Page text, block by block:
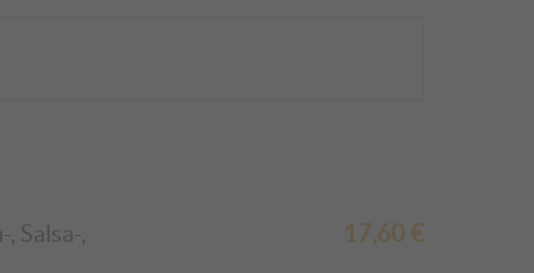
Salsa-,
17,60 €